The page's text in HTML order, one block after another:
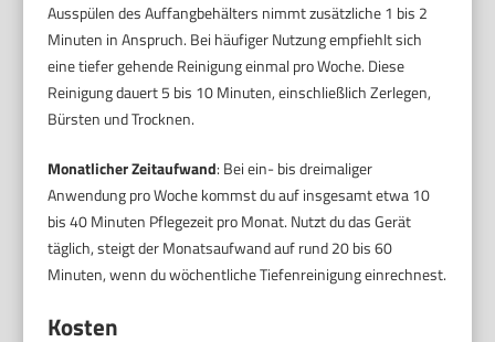
Ausspülen des Auffangbehälters nimmt zusätzliche 1 bis 2
Minuten in Anspruch. Bei häufiger Nutzung empfiehlt sich
eine tiefer gehende Reinigung einmal pro Woche. Diese
Reinigung dauert 5 bis 10 Minuten, einschließlich Zerlegen,
Bürsten und Trocknen.
Monatlicher Zeitaufwand: Bei ein- bis dreimaliger
Anwendung pro Woche kommst du auf insgesamt etwa 10
bis 40 Minuten Pflegezeit pro Monat. Nutzt du das Gerät
täglich, steigt der Monatsaufwand auf rund 20 bis 60
Minuten, wenn du wöchentliche Tiefenreinigung einrechnest.
Kosten